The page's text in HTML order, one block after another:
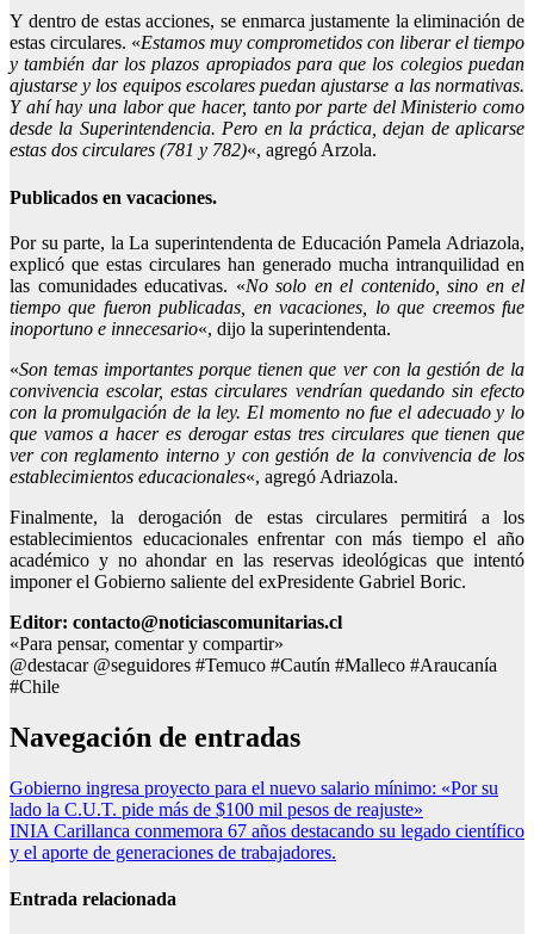
Y dentro de estas acciones, se enmarca justamente la eliminación de
estas circulares. «Estamos muy comprometidos con liberar el tiempo
y también dar los plazos apropiados para que los colegios puedan
ajustarse y los equipos escolares puedan ajustarse a las normativas.
Y ahí hay una labor que hacer, tanto por parte del Ministerio como
desde la Superintendencia. Pero en la práctica, dejan de aplicarse
estas dos circulares (781 y 782)«, agregó Arzola.
Publicados en vacaciones.
Por su parte, la La superintendenta de Educación Pamela Adriazola,
explicó que estas circulares han generado mucha intranquilidad en
las comunidades educativas. «No solo en el contenido, sino en el
tiempo que fueron publicadas, en vacaciones, lo que creemos fue
inoportuno e innecesario«, dijo la superintendenta.
«Son temas importantes porque tienen que ver con la gestión de la
convivencia escolar, estas circulares vendrían quedando sin efecto
con la promulgación de la ley. El momento no fue el adecuado y lo
que vamos a hacer es derogar estas tres circulares que tienen que
ver con reglamento interno y con gestión de la convivencia de los
establecimientos educacionales«, agregó Adriazola.
Finalmente, la derogación de estas circulares permitirá a los
establecimientos educacionales enfrentar con más tiempo el año
académico y no ahondar en las reservas ideológicas que intentó
imponer el Gobierno saliente del exPresidente Gabriel Boric.
Editor: contacto@noticiascomunitarias.cl
«Para pensar, comentar y compartir»
@destacar @seguidores #Temuco #Cautín #Malleco #Araucanía
#Chile
Navegación de entradas
Gobierno ingresa proyecto para el nuevo salario mínimo: «Por su
lado la C.U.T. pide más de $100 mil pesos de reajuste»
INIA Carillanca conmemora 67 años destacando su legado científico
y el aporte de generaciones de trabajadores.
Entrada relacionada